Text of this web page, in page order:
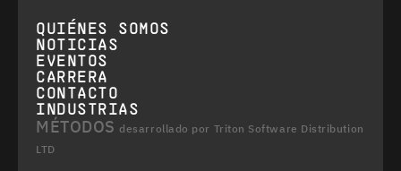
QUIÉNES SOMOS
NOTICIAS
EVENTOS
CARRERA
CONTACTO
INDUSTRIAS
MÉTODOS desarrollado por Triton Software Distribution
LTD